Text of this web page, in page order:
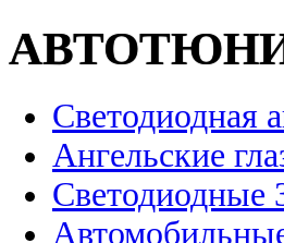
Светодиодная
Ангельские
Светодиодные